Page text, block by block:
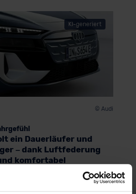
KI-generiert
© Audi
ein Dauerläufer und
– dank Luftfederung
komfortabel